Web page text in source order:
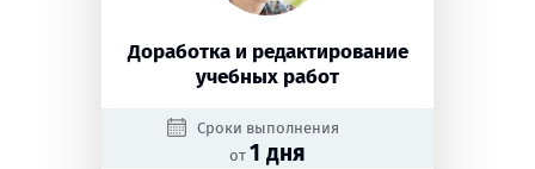
Доработка и редактирование
учебных работ
Сроки выполнения
от 1 дня